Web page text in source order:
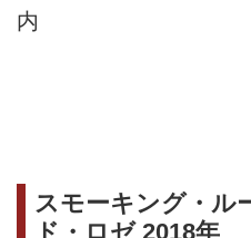
内
スモーキング・ル
ド・ロゼ 2018年